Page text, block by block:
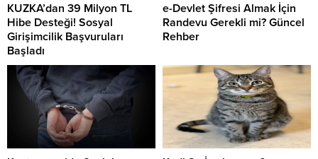
KUZKA’dan 39 Milyon TL
Hibe Desteği! Sosyal
Girişimcilik Başvuruları
Başladı
e-Devlet Şifresi Almak İçin
Randevu Gerekli mi? Güncel
Rehber